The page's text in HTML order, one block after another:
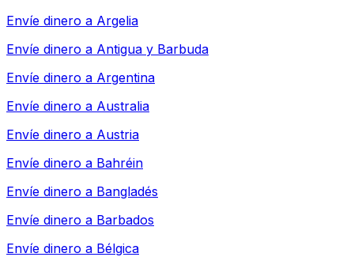
Envíe dinero a Argelia
Envíe dinero a Antigua y Barbuda
Envíe dinero a Argentina
Envíe dinero a Australia
Envíe dinero a Austria
Envíe dinero a Bahréin
Envíe dinero a Bangladés
Envíe dinero a Barbados
Envíe dinero a Bélgica